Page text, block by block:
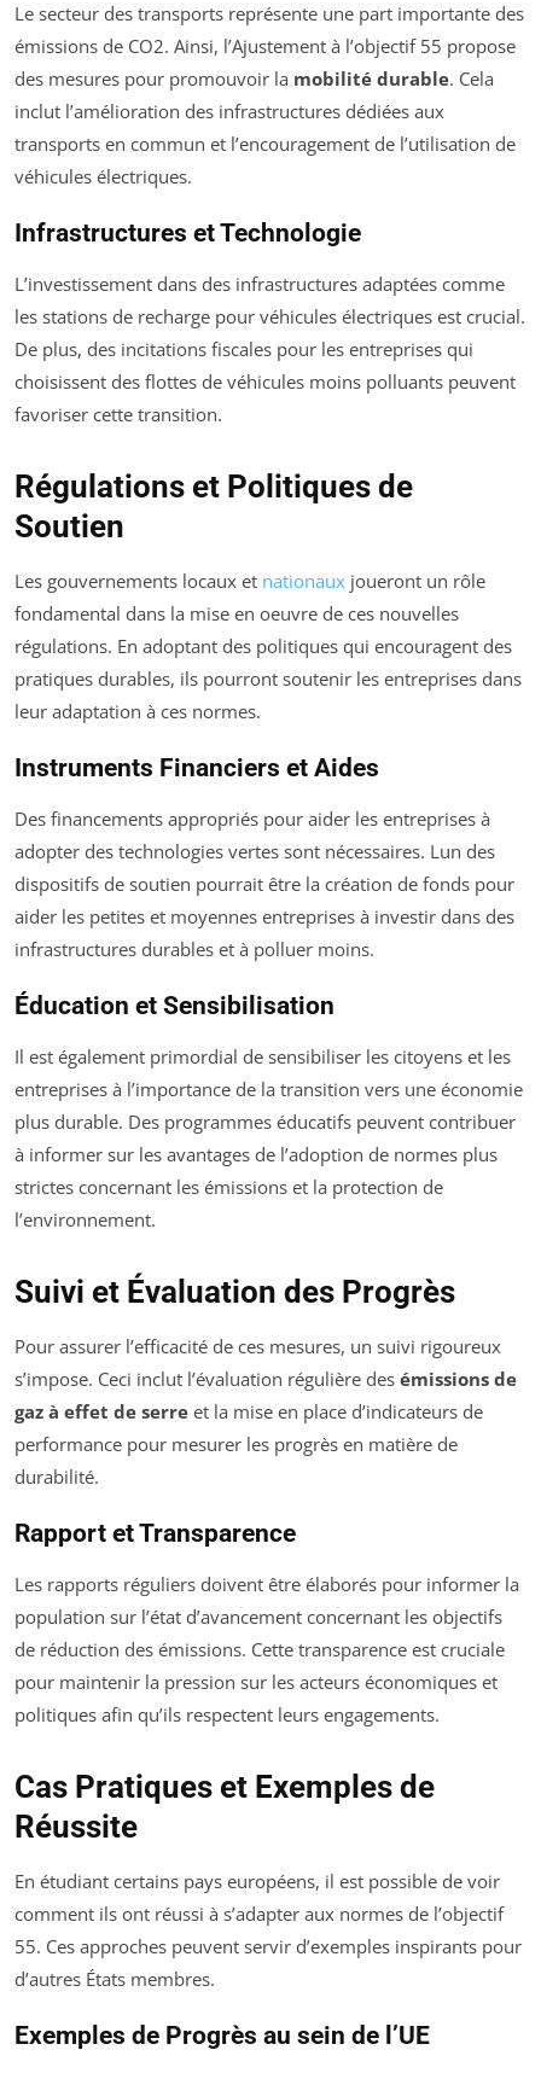
Le secteur des transports représente une part importante des
émissions de CO2. Ainsi, l’Ajustement à l’objectif 55 propose
des mesures pour promouvoir la mobilité durable. Cela
inclut l’amélioration des infrastructures dédiées aux
transports en commun et l’encouragement de l’utilisation de
véhicules électriques.
Infrastructures et Technologie
L’investissement dans des infrastructures adaptées comme
les stations de recharge pour véhicules électriques est crucial.
De plus, des incitations fiscales pour les entreprises qui
choisissent des flottes de véhicules moins polluants peuvent
favoriser cette transition.
Régulations et Politiques de
Soutien
Les gouvernements locaux et nationaux joueront un rôle
fondamental dans la mise en oeuvre de ces nouvelles
régulations. En adoptant des politiques qui encouragent des
pratiques durables, ils pourront soutenir les entreprises dans
leur adaptation à ces normes.
Instruments Financiers et Aides
Des financements appropriés pour aider les entreprises à
adopter des technologies vertes sont nécessaires. Lun des
dispositifs de soutien pourrait être la création de fonds pour
aider les petites et moyennes entreprises à investir dans des
infrastructures durables et à polluer moins.
Éducation et Sensibilisation
Il est également primordial de sensibiliser les citoyens et les
entreprises à l’importance de la transition vers une économie
plus durable. Des programmes éducatifs peuvent contribuer
à informer sur les avantages de l’adoption de normes plus
strictes concernant les émissions et la protection de
l’environnement.
Suivi et Évaluation des Progrès
Pour assurer l’efficacité de ces mesures, un suivi rigoureux
s’impose. Ceci inclut l’évaluation régulière des émissions de
gaz à effet de serre et la mise en place d’indicateurs de
performance pour mesurer les progrès en matière de
durabilité.
Rapport et Transparence
Les rapports réguliers doivent être élaborés pour informer la
population sur l’état d’avancement concernant les objectifs
de réduction des émissions. Cette transparence est cruciale
pour maintenir la pression sur les acteurs économiques et
politiques afin qu’ils respectent leurs engagements.
Cas Pratiques et Exemples de
Réussite
En étudiant certains pays européens, il est possible de voir
comment ils ont réussi à s’adapter aux normes de l’objectif
55. Ces approches peuvent servir d’exemples inspirants pour
d’autres États membres.
Exemples de Progrès au sein de l’UE